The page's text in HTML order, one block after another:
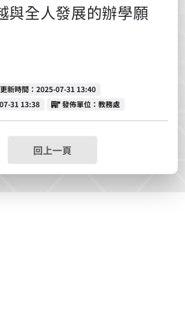
與全人發展的辦學願
更新時間
更新時間：2025-07-31 13:40
31 13:38 發佈單位
發佈單位：教務處
回上一頁